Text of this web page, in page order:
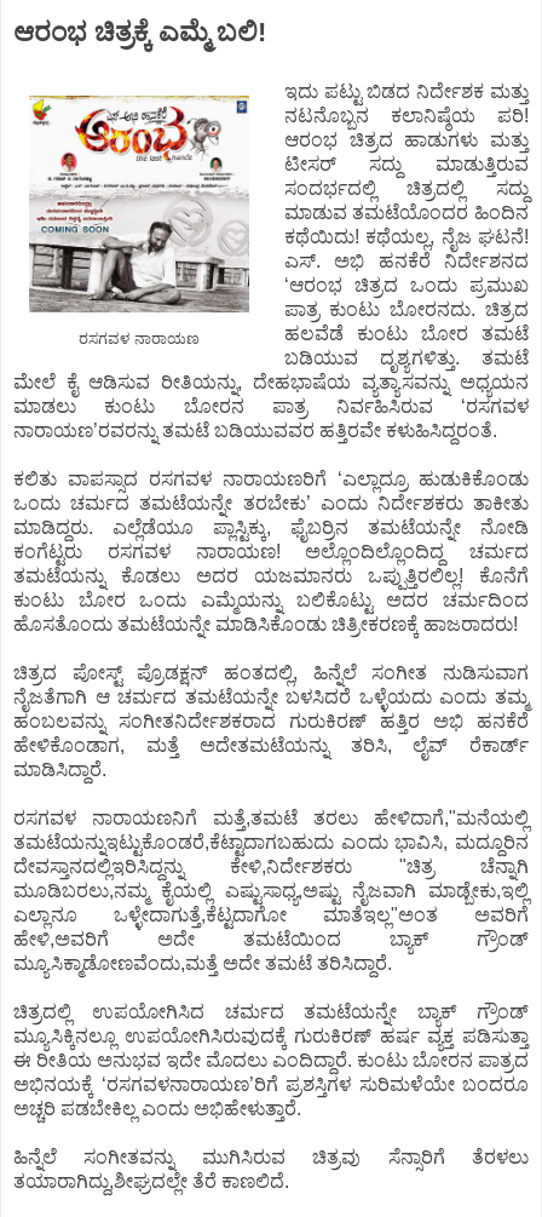
ಆರಂಭ ಚಿತ್ರಕ್ಕೆ ಎಮ್ಮೆ ಬಲಿ!
ರಸಗವಳ ನಾರಾಯಣ
ಇದು ಪಟ್ಟು ಬಿಡದ ನಿರ್ದೇಶಕ ಮತ್ತು
ನಟನೊಬ್ಬನ ಕಲಾನಿಷ್ಠೆಯ ಪರಿ!
ಆರಂಭ ಚಿತ್ರದ ಹಾಡುಗಳು ಮತ್ತು
ಟೀಸರ್ ಸದ್ದು ಮಾಡುತ್ತಿರುವ
ಸಂದರ್ಭದಲ್ಲಿ ಚಿತ್ರದಲ್ಲಿ ಸದ್ದು
ಮಾಡುವ ತಮಟೆಯೊಂದರ ಹಿಂದಿನ
ಕಥೆಯಿದು! ಕಥೆಯಲ್ಲ, ನೈಜ ಘಟನೆ!
ಎಸ್. ಅಭಿ ಹನಕೆರೆ ನಿರ್ದೇಶನದ
‘ಆರಂಭ ಚಿತ್ರದ ಒಂದು ಪ್ರಮುಖ
ಪಾತ್ರ ಕುಂಟು ಬೋರನದು. ಚಿತ್ರದ
ಹಲವೆಡೆ ಕುಂಟು ಬೋರ ತಮಟೆ
ಬಡಿಯುವ ದೃಶ್ಯಗಳಿತ್ತು. ತಮಟೆ
ಮೇಲೆ ಕೈ ಆಡಿಸುವ ರೀತಿಯನ್ನು, ದೇಹಭಾಷೆಯ ವ್ಯತ್ಯಾಸವನ್ನು ಅಧ್ಯಯನ
ಮಾಡಲು ಕುಂಟು ಬೋರನ ಪಾತ್ರ ನಿರ್ವಹಿಸಿರುವ ‘ರಸಗವಳ
ನಾರಾಯಣ’ರವರನ್ನು ತಮಟೆ ಬಡಿಯುವವರ ಹತ್ತಿರವೇ ಕಳುಹಿಸಿದ್ದರಂತೆ.
ಕಲಿತು ವಾಪಸ್ಸಾದ ರಸಗವಳ ನಾರಾಯಣರಿಗೆ ‘ಎಲ್ಲಾದ್ರೂ ಹುಡುಕಿಕೊಂಡು
ಒಂದು ಚರ್ಮದ ತಮಟೆಯನ್ನೇ ತರಬೇಕು’ ಎಂದು ನಿರ್ದೇಶಕರು ತಾಕೀತು
ಮಾಡಿದ್ದರು. ಎಲ್ಲೆಡೆಯೂ ಪ್ಲಾಸ್ಟಿಕ್ಕು, ಫೈಬರ್ರಿನ ತಮಟೆಯನ್ನೇ ನೋಡಿ
ಕಂಗೆಟ್ಟರು ರಸಗವಳ ನಾರಾಯಣ! ಅಲ್ಲೊಂದಿಲ್ಲೊಂದಿದ್ದ ಚರ್ಮದ
ತಮಟೆಯನ್ನು ಕೊಡಲು ಅದರ ಯಜಮಾನರು ಒಪ್ಪುತ್ತಿರಲಿಲ್ಲ! ಕೊನೆಗೆ
ಕುಂಟು ಬೋರ ಒಂದು ಎಮ್ಮೆಯನ್ನು ಬಲಿಕೊಟ್ಟು ಅದರ ಚರ್ಮದಿಂದ
ಹೊಸತೊಂದು ತಮಟೆಯನ್ನೇ ಮಾಡಿಸಿಕೊಂಡು ಚಿತ್ರೀಕರಣಕ್ಕೆ ಹಾಜರಾದರು!
ಚಿತ್ರದ ಪೋಸ್ಟ್ ಪ್ರೊಡಕ್ಷನ್ ಹಂತದಲ್ಲಿ, ಹಿನ್ನೆಲೆ ಸಂಗೀತ ನುಡಿಸುವಾಗ
ನೈಜತೆಗಾಗಿ ಆ ಚರ್ಮದ ತಮಟೆಯನ್ನೇ ಬಳಸಿದರೆ ಒಳ್ಳೆಯದು ಎಂದು ತಮ್ಮ
ಹಂಬಲವನ್ನು ಸಂಗೀತನಿರ್ದೇಶಕರಾದ ಗುರುಕಿರಣ್ ಹತ್ತಿರ ಅಭಿ ಹನಕೆರೆ
ಹೇಳಿಕೊಂಡಾಗ, ಮತ್ತೆ ಅದೇತಮಟೆಯನ್ನು ತರಿಸಿ, ಲೈವ್ ರೆಕಾರ್ಡ್
ಮಾಡಿಸಿದ್ದಾರೆ.
ರಸಗವಳ ನಾರಾಯಣನಿಗೆ ಮತ್ತೆ,ತಮಟೆ ತರಲು ಹೇಳಿದಾಗೆ,"ಮನೆಯಲ್ಲಿ
ತಮಟೆಯನ್ನುಇಟ್ಟುಕೊಂಡರೆ,ಕೆಟ್ಟಾದಾಗಬಹುದು ಎಂದು ಭಾವಿಸಿ, ಮದ್ದೂರಿನ
ದೇವಸ್ತಾನದಲ್ಲಿಇರಿಸಿದ್ದನ್ನು ಕೇಳಿ,ನಿರ್ದೇಶಕರು "ಚಿತ್ರ ಚೆನ್ನಾಗಿ
ಮೂಡಿಬರಲು,ನಮ್ಮ ಕೈಯಲ್ಲಿ ಎಷ್ಟುಸಾಧ್ಯ,ಅಷ್ಟು ನೈಜವಾಗಿ ಮಾಡ್ಬೇಕು,ಇಲ್ಲಿ
ಎಲ್ಲಾನೂ ಒಳ್ಳೇದಾಗುತ್ತೆ,ಕೆಟ್ಟದಾಗೋ ಮಾತೆಇಲ್ಲ"ಅಂತ ಅವರಿಗೆ
ಹೇಳಿ,ಅವರಿಗೆ ಅದೇ ತಮಟೆಯಿಂದ ಬ್ಯಾಕ್ ಗ್ರೌಂಡ್
ಮ್ಯೂಸಿಕ್ಮಾಡೋಣವೆಂದು,ಮತ್ತೆ ಅದೇ ತಮಟೆ ತರಿಸಿದ್ದಾರೆ.
ಚಿತ್ರದಲ್ಲಿ ಉಪಯೋಗಿಸಿದ ಚರ್ಮದ ತಮಟೆಯನ್ನೇ ಬ್ಯಾಕ್ ಗ್ರೌಂಡ್
ಮ್ಯೂಸಿಕ್ಕಿನಲ್ಲೂ ಉಪಯೋಗಿಸಿರುವುದಕ್ಕೆ ಗುರುಕಿರಣ್ ಹರ್ಷ ವ್ಯಕ್ತ ಪಡಿಸುತ್ತಾ
ಈ ರೀತಿಯ ಅನುಭವ ಇದೇ ಮೊದಲು ಎಂದಿದ್ದಾರೆ. ಕುಂಟು ಬೋರನ ಪಾತ್ರದ
ಅಭಿನಯಕ್ಕೆ ‘ರಸಗವಳನಾರಾಯಣ’ರಿಗೆ ಪ್ರಶಸ್ತಿಗಳ ಸುರಿಮಳೆಯೇ ಬಂದರೂ
ಅಚ್ಚರಿ ಪಡಬೇಕಿಲ್ಲ ಎಂದು ಅಭಿಹೇಳುತ್ತಾರೆ.
ಹಿನ್ನೆಲೆ ಸಂಗೀತವನ್ನು ಮುಗಿಸಿರುವ ಚಿತ್ರವು ಸೆನ್ಸಾರಿಗೆ ತೆರಳಲು
ತಯಾರಾಗಿದ್ದು,ಶೀಘ್ರದಲ್ಲೇ ತೆರೆ ಕಾಣಲಿದೆ.